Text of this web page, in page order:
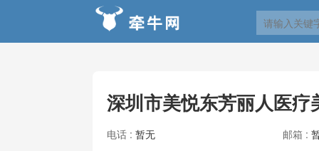
深圳市美悦东芳丽人医疗
电话 : 暂无 邮箱 :